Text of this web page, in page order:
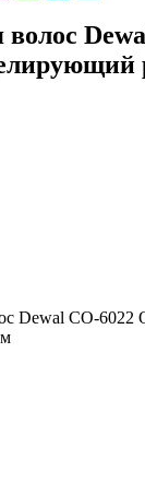
волос
Dewal CO-